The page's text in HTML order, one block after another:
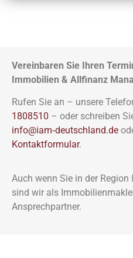
Vereinbaren Sie Ihren
Immobilien & Allfinanz
Rufen Sie an – unsere
1808510 – oder schreiben
info@iam‑deutschland.de
Kontaktformular.
Auch wenn Sie in der
sind wir als
Ansprechpartner.